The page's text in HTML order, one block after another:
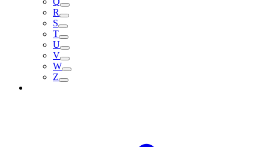
R
S
T
U
V
W
Z